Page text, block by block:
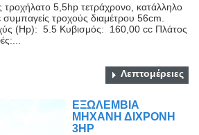
5,5hp τετράχρονο, κατάλληλο
τροχούς διαμέτρου 56cm.
(Hp): 5.5 Κυβισμός: 160,00 cc Πλάτος
Λεπτομέρειες
ΕΞΩΛΕΜΒΙΑ
ΜΗΧΑΝΗ ΔΙΧΡΟΝΗ
3ΗΡ